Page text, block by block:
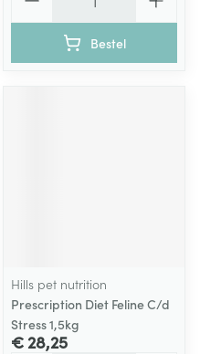
Bestel
Hills pet nutrition
Prescription Diet Feline C/d
Stress 1,5kg
€ 28,25